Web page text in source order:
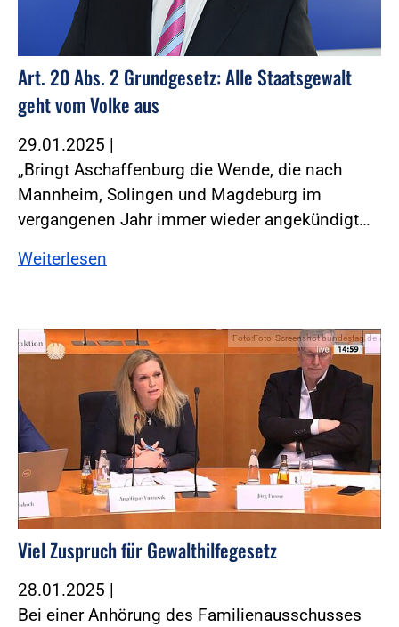
Art. 20 Abs. 2 Grundgesetz: Alle Staatsgewalt
geht vom Volke aus
29.01.2025 |
„Bringt Aschaffenburg die Wende, die nach
Mannheim, Solingen und Magdeburg im
vergangenen Jahr immer wieder angekündigt…
Weiterlesen
Foto:Foto: Screenshot bundestag.de
Viel Zuspruch für Gewalthilfegesetz
28.01.2025 |
Bei einer Anhörung des Familienausschusses